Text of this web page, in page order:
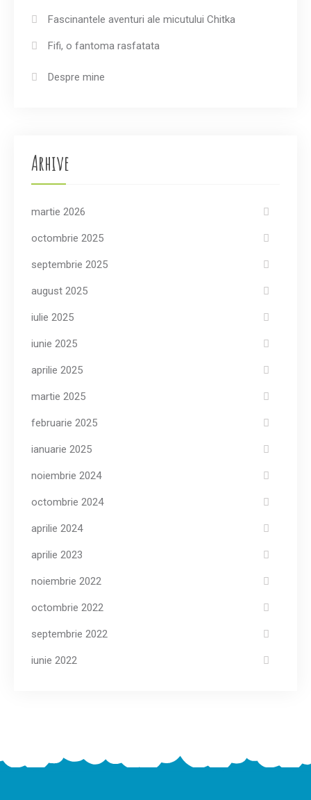
Fascinantele aventuri ale micutului Chitka
Fifi, o fantoma rasfatata
Despre mine
Arhive
martie 2026
octombrie 2025
septembrie 2025
august 2025
iulie 2025
iunie 2025
aprilie 2025
martie 2025
februarie 2025
ianuarie 2025
noiembrie 2024
octombrie 2024
aprilie 2024
aprilie 2023
noiembrie 2022
octombrie 2022
septembrie 2022
iunie 2022